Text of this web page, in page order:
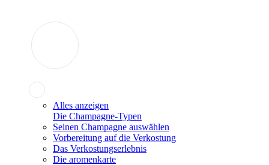
Alles anzeigen
Die Champagne-Typen
Seinen Champagne auswählen
Vorbereitung auf die Verkostung
Das Verkostungserlebnis
Die aromenkarte